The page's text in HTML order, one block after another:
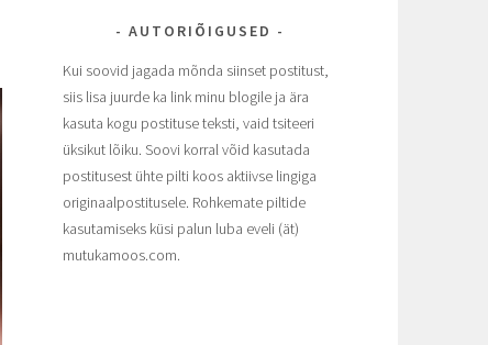
AUTORIÕIGUSED
Kui soovid jagada mõnda siinset postitust,
siis lisa juurde ka link minu blogile ja ära
kasuta kogu postituse teksti, vaid tsiteeri
üksikut lõiku. Soovi korral võid kasutada
postitusest ühte pilti koos aktiivse lingiga
originaalpostitusele. Rohkemate piltide
kasutamiseks küsi palun luba eveli (ät)
mutukamoos.com.